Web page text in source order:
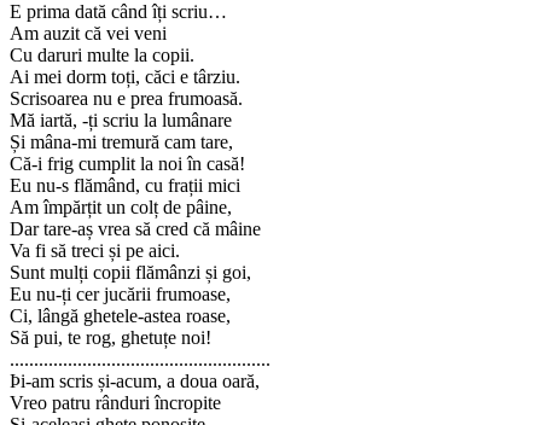
E prima dată când îți scriu…
Am auzit că vei veni
Cu daruri multe la copii.
Ai mei dorm toți, căci e târziu.
Scrisoarea nu e prea frumoasă.
Mă iartă, -ți scriu la lumânare
Și mâna-mi tremură cam tare,
Că-i frig cumplit la noi în casă!
Eu nu-s flămând, cu frații mici
Am împărțit un colț de pâine,
Dar tare-aș vrea să cred că mâine
Va fi să treci și pe aici.
Sunt mulți copii flămânzi și goi,
Eu nu-ți cer jucării frumoase,
Ci, lângă ghetele-astea roase,
Să pui, te rog, ghetuțe noi!
......................................................
Þi-am scris și-acum, a doua oară,
Vreo patru rânduri încropite